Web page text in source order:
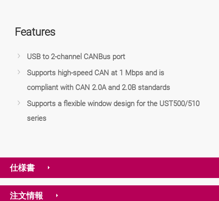
Features
USB to 2-channel CANBus port
Supports high-speed CAN at 1 Mbps and is
compliant with CAN 2.0A and 2.0B standards
Supports a flexible window design for the UST500/510
series
仕様書
注文情報